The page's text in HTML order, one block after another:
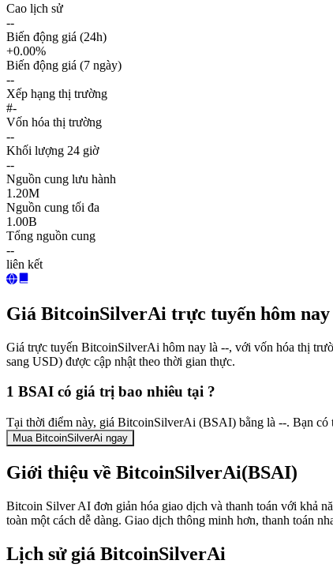
Cao lịch sử
--
Biến động giá (24h)
+0.00%
Biến động giá (7 ngày)
--
Xếp hạng thị trường
#-
Vốn hóa thị trường
--
Khối lượng 24 giờ
--
Nguồn cung lưu hành
1.20M
Nguồn cung tối đa
1.00B
Tổng nguồn cung
--
liên kết
Giá BitcoinSilverAi trực tuyến hôm nay
Giá trực tuyến BitcoinSilverAi hôm nay là --, với vốn hóa thị
sang USD) được cập nhật theo thời gian thực.
1 BSAI có giá trị bao nhiêu tại ?
Tại thời điểm này, giá BitcoinSilverAi (BSAI) bằng là --. Bạn
Mua BitcoinSilverAi ngay
Giới thiệu về BitcoinSilverAi(BSAI)
Bitcoin Silver AI đơn giản hóa giao dịch và thanh toán với khả
toàn một cách dễ dàng. Giao dịch thông minh hơn, thanh toán
Lịch sử giá BitcoinSilverAi